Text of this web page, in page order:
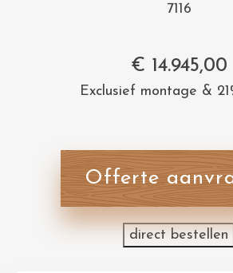
7116
€ 14.945,00
Exclusief montage &
Offerte
direct bestellen